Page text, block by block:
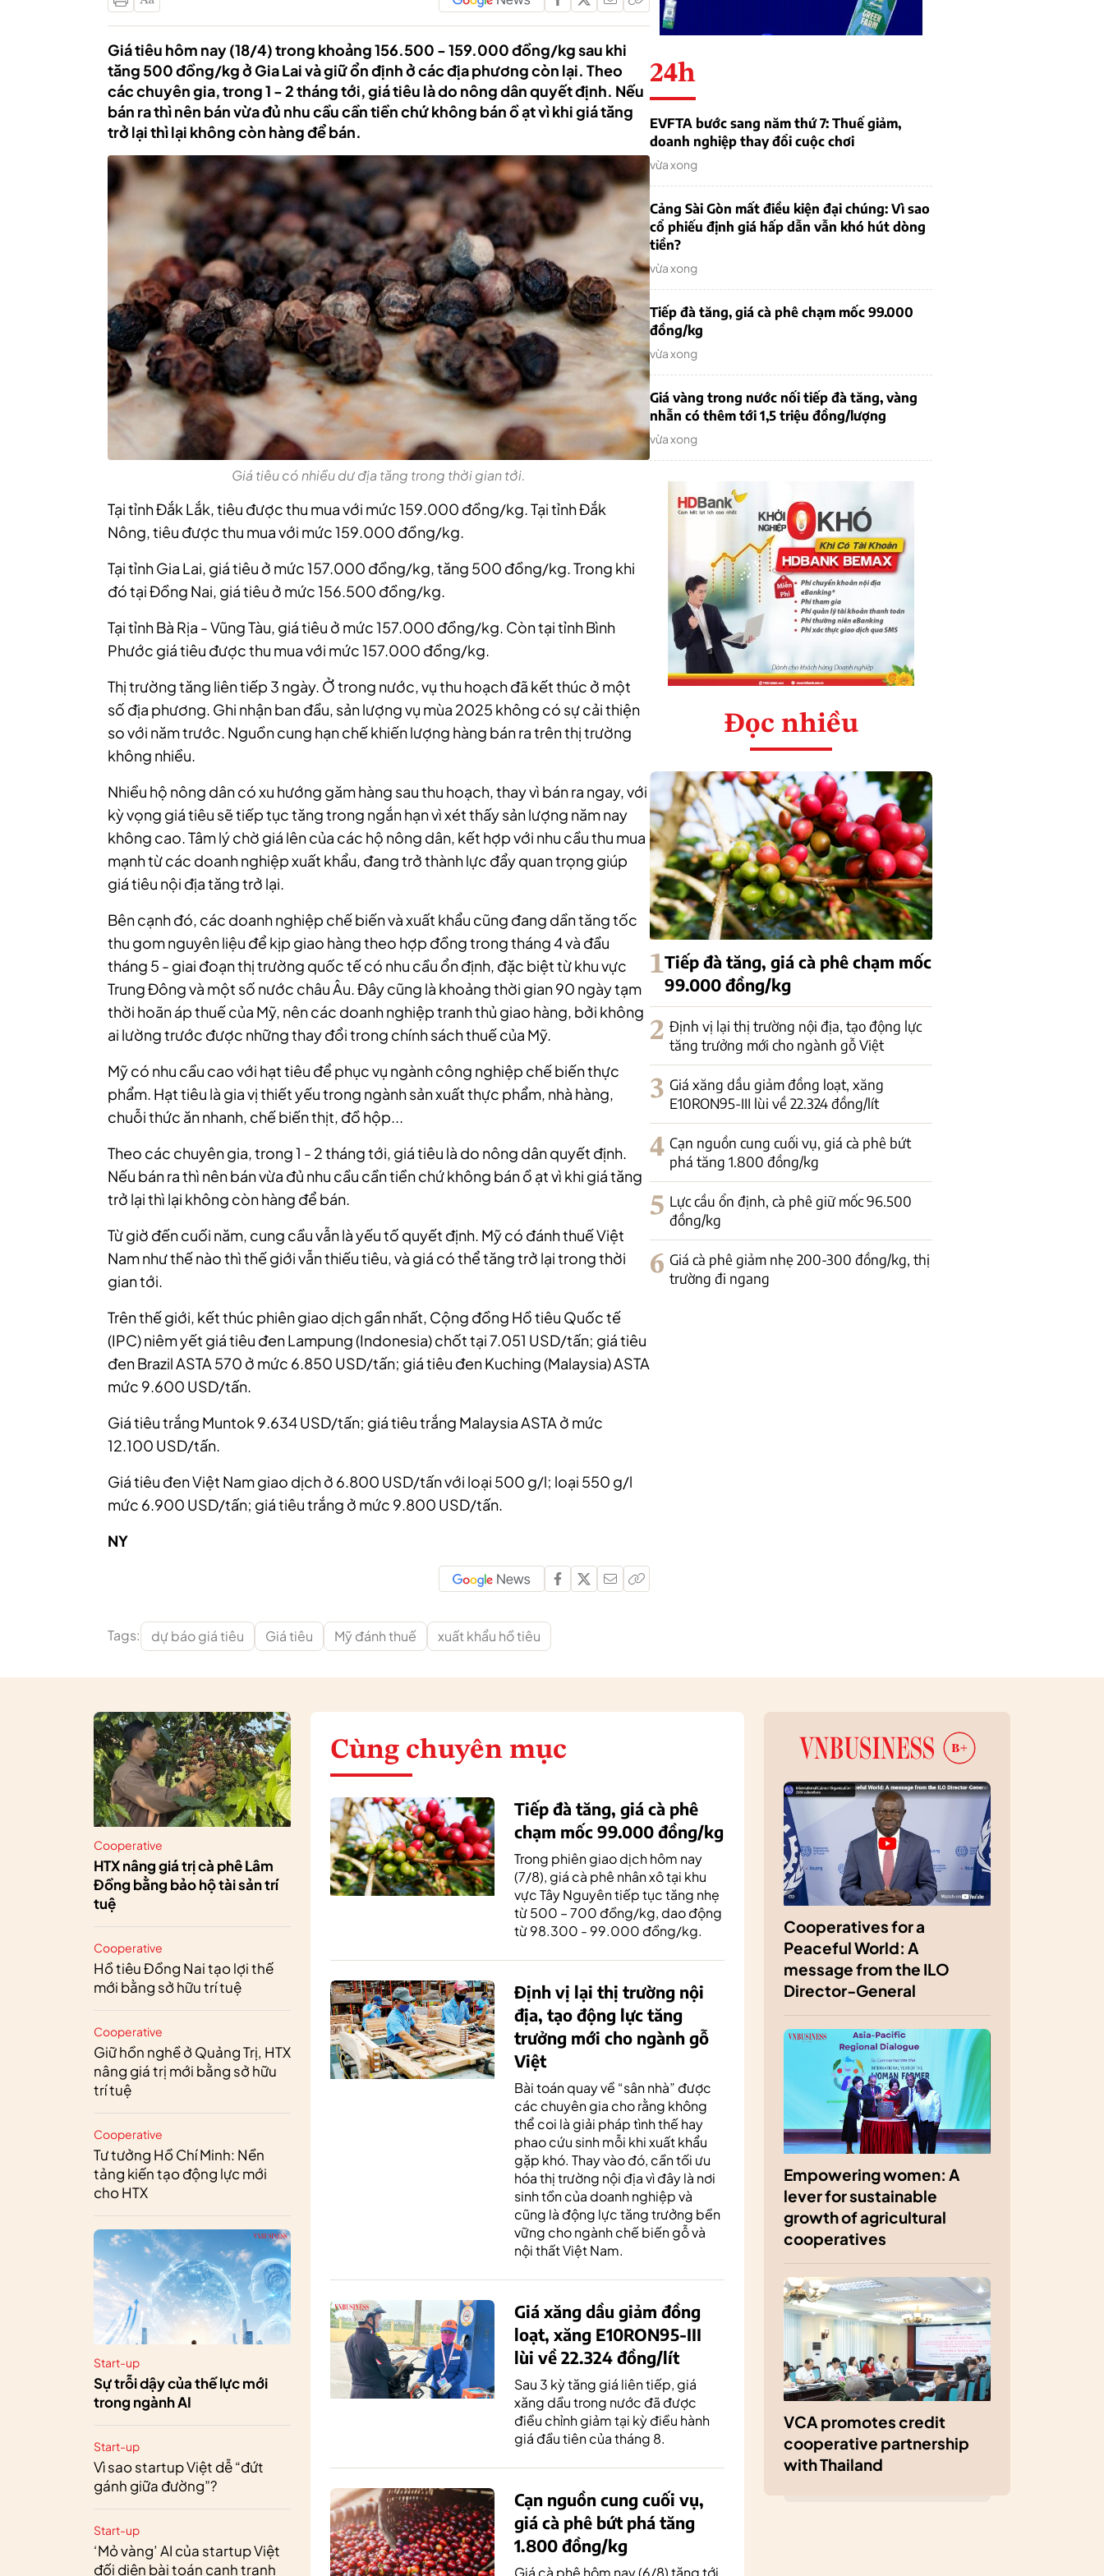
Giá tiêu hôm nay (18/4) trong khoảng 156.500 - 159.000 đồng/kg sau khi
tăng 500 đồng/kg ở Gia Lai và giữ ổn định ở các địa phương còn lại. Theo
các chuyên gia, trong 1 - 2 tháng tới, giá tiêu là do nông dân quyết định. Nếu
bán ra thì nên bán vừa đủ nhu cầu cần tiền chứ không bán ồ ạt vì khi giá tăng
trở lại thì lại không còn hàng để bán.
Giá tiêu có nhiều dư địa tăng trong thời gian tới.
Tại tỉnh Đắk Lắk, tiêu được thu mua với mức 159.000 đồng/kg. Tại tỉnh Đắk
Nông, tiêu được thu mua với mức 159.000 đồng/kg.
Tại tỉnh Gia Lai, giá tiêu ở mức 157.000 đồng/kg, tăng 500 đồng/kg. Trong khi
đó tại Đồng Nai, giá tiêu ở mức 156.500 đồng/kg.
Tại tỉnh Bà Rịa - Vũng Tàu, giá tiêu ở mức 157.000 đồng/kg. Còn tại tỉnh Bình
Phước giá tiêu được thu mua với mức 157.000 đồng/kg.
Thị trường tăng liên tiếp 3 ngày. Ở trong nước, vụ thu hoạch đã kết thúc ở một
số địa phương. Ghi nhận ban đầu, sản lượng vụ mùa 2025 không có sự cải thiện
so với năm trước. Nguồn cung hạn chế khiến lượng hàng bán ra trên thị trường
không nhiều.
Nhiều hộ nông dân có xu hướng găm hàng sau thu hoạch, thay vì bán ra ngay, với
kỳ vọng giá tiêu sẽ tiếp tục tăng trong ngắn hạn vì xét thấy sản lượng năm nay
không cao. Tâm lý chờ giá lên của các hộ nông dân, kết hợp với nhu cầu thu mua
mạnh từ các doanh nghiệp xuất khẩu, đang trở thành lực đẩy quan trọng giúp
giá tiêu nội địa tăng trở lại.
Bên cạnh đó, các doanh nghiệp chế biến và xuất khẩu cũng đang dần tăng tốc
thu gom nguyên liệu để kịp giao hàng theo hợp đồng trong tháng 4 và đầu
tháng 5 - giai đoạn thị trường quốc tế có nhu cầu ổn định, đặc biệt từ khu vực
Trung Đông và một số nước châu Âu. Đây cũng là khoảng thời gian 90 ngày tạm
thời hoãn áp thuế của Mỹ, nên các doanh nghiệp tranh thủ giao hàng, bởi không
ai lường trước được những thay đổi trong chính sách thuế của Mỹ.
Mỹ có nhu cầu cao với hạt tiêu để phục vụ ngành công nghiệp chế biến thực
phẩm. Hạt tiêu là gia vị thiết yếu trong ngành sản xuất thực phẩm, nhà hàng,
chuỗi thức ăn nhanh, chế biến thịt, đồ hộp...
Theo các chuyên gia, trong 1 - 2 tháng tới, giá tiêu là do nông dân quyết định.
Nếu bán ra thì nên bán vừa đủ nhu cầu cần tiền chứ không bán ồ ạt vì khi giá tăng
trở lại thì lại không còn hàng để bán.
Từ giờ đến cuối năm, cung cầu vẫn là yếu tố quyết định. Mỹ có đánh thuế Việt
Nam như thế nào thì thế giới vẫn thiếu tiêu, và giá có thể tăng trở lại trong thời
gian tới.
Trên thế giới, kết thúc phiên giao dịch gần nhất, Cộng đồng Hồ tiêu Quốc tế
(IPC) niêm yết giá tiêu đen Lampung (Indonesia) chốt tại 7.051 USD/tấn; giá tiêu
đen Brazil ASTA 570 ở mức 6.850 USD/tấn; giá tiêu đen Kuching (Malaysia) ASTA
mức 9.600 USD/tấn.
Giá tiêu trắng Muntok 9.634 USD/tấn; giá tiêu trắng Malaysia ASTA ở mức
12.100 USD/tấn.
Giá tiêu đen Việt Nam giao dịch ở 6.800 USD/tấn với loại 500 g/l; loại 550 g/l
mức 6.900 USD/tấn; giá tiêu trắng ở mức 9.800 USD/tấn.
NY
Tags: dự báo giá tiêu Giá tiêu Mỹ đánh thuế xuất khẩu hồ tiêu
24h
EVFTA bước sang năm thứ 7: Thuế giảm,
doanh nghiệp thay đổi cuộc chơi
vừa xong
Cảng Sài Gòn mất điều kiện đại chúng: Vì sao
cổ phiếu định giá hấp dẫn vẫn khó hút dòng
tiền?
vừa xong
Tiếp đà tăng, giá cà phê chạm mốc 99.000
đồng/kg
vừa xong
Giá vàng trong nước nối tiếp đà tăng, vàng
nhẫn có thêm tới 1,5 triệu đồng/lượng
vừa xong
Đọc nhiều
1Tiếp đà tăng, giá cà phê chạm mốc
99.000 đồng/kg
2 Định vị lại thị trường nội địa, tạo động lực
tăng trưởng mới cho ngành gỗ Việt
3 Giá xăng dầu giảm đồng loạt, xăng
E10RON95-III lùi về 22.324 đồng/lít
4 Cạn nguồn cung cuối vụ, giá cà phê bứt
phá tăng 1.800 đồng/kg
5 Lực cầu ổn định, cà phê giữ mốc 96.500
đồng/kg
6 Giá cà phê giảm nhẹ 200-300 đồng/kg, thị
trường đi ngang
Cooperative
HTX nâng giá trị cà phê Lâm
Đồng bằng bảo hộ tài sản trí
tuệ
Cooperative
Hồ tiêu Đồng Nai tạo lợi thế
mới bằng sở hữu trí tuệ
Cooperative
Giữ hồn nghề ở Quảng Trị, HTX
nâng giá trị mới bằng sở hữu
trí tuệ
Cooperative
Tư tưởng Hồ Chí Minh: Nền
tảng kiến tạo động lực mới
cho HTX
Start-up
Sự trỗi dậy của thế lực mới
trong ngành AI
Start-up
Vì sao startup Việt dễ “đứt
gánh giữa đường”?
Start-up
‘Mỏ vàng’ AI của startup Việt
đối diện bài toán cạnh tranh
Cùng chuyên mục
Tiếp đà tăng, giá cà phê
chạm mốc 99.000 đồng/kg
Trong phiên giao dịch hôm nay
(7/8), giá cà phê nhân xô tại khu
vực Tây Nguyên tiếp tục tăng nhẹ
từ 500 – 700 đồng/kg, dao động
từ 98.300 - 99.000 đồng/kg.
Định vị lại thị trường nội
địa, tạo động lực tăng
trưởng mới cho ngành gỗ
Việt
Bài toán quay về “sân nhà” được
các chuyên gia cho rằng không
thể coi là giải pháp tình thế hay
phao cứu sinh mỗi khi xuất khẩu
gặp khó. Thay vào đó, cần tối ưu
hóa thị trường nội địa vì đây là nơi
sinh tồn của doanh nghiệp và
cũng là động lực tăng trưởng bền
vững cho ngành chế biến gỗ và
nội thất Việt Nam.
Giá xăng dầu giảm đồng
loạt, xăng E10RON95-III
lùi về 22.324 đồng/lít
Sau 3 kỳ tăng giá liên tiếp, giá
xăng dầu trong nước đã được
điều chỉnh giảm tại kỳ điều hành
giá đầu tiên của tháng 8.
Cạn nguồn cung cuối vụ,
giá cà phê bứt phá tăng
1.800 đồng/kg
Giá cà phê hôm nay (6/8) tăng tới
Cooperatives for a
Peaceful World: A
message from the ILO
Director-General
Empowering women: A
lever for sustainable
growth of agricultural
cooperatives
VCA promotes credit
cooperative partnership
with Thailand